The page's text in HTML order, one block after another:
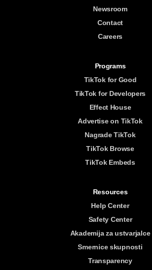
Newsroom
Contact
Careers
Programs
TikTok for Good
TikTok for Developers
Effect House
Advertise on TikTok
Nagrade TikTok
TikTok Browse
TikTok Embeds
Resources
Help Center
Safety Center
Akademija za ustvarjalce
Smernice skupnosti
Transparency